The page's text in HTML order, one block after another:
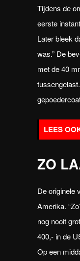
Tijdens de
eerste
Later bleek
was.” De
met de 40
ZO
De originele
Amerika.
nog nooit
400,- in de
Op een